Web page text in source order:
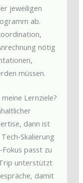
jeweiligen
ab.
nötig
müssen.
Lernziele?
dann ist
passt zu
Trip unterstützt
damit